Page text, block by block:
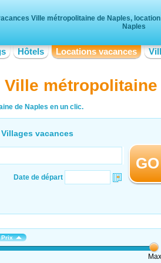
Ville métropolitaine de Naples,
Naples
Hôtels Locations vacances
métropolitaine
de Naples en un clic.
Villages vacances
Date de départ
Prix